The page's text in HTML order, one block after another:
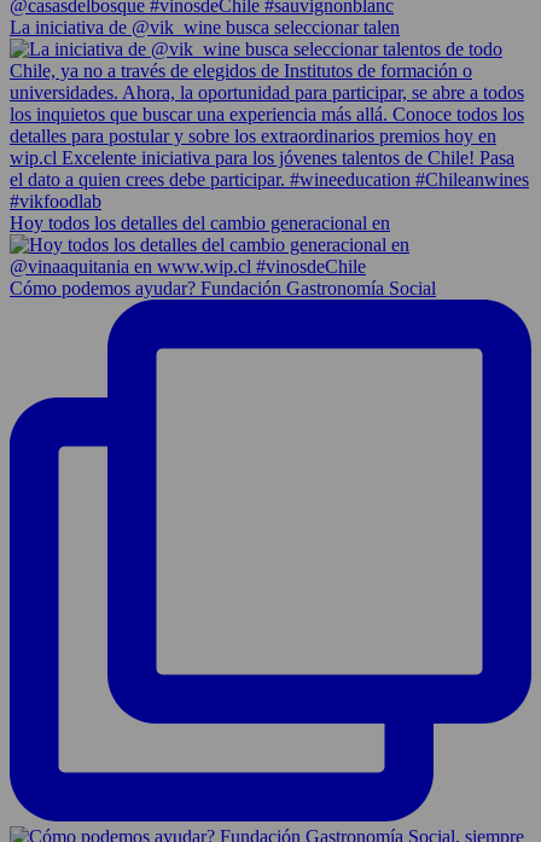
La iniciativa de @vik_wine busca seleccionar talen
Hoy todos los detalles del cambio generacional en
Cómo podemos ayudar? Fundación Gastronomía Social